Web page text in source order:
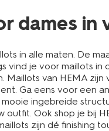
dames in
in alle maten. De
vind je voor maillots
Maillots van HEMA
Ga eens voor een
ingebreide
outfit. Ook shop je bij
zijn dé finishing